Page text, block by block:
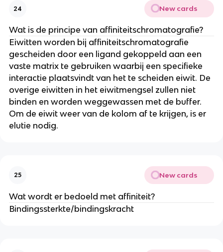
24 New cards
Wat is de principe van affiniteitschromatografie?
Eiwitten worden bij affiniteitschromatografie
gescheiden door een ligand gekoppeld aan een
vaste matrix te gebruiken waarbij een specifieke
interactie plaatsvindt van het te scheiden eiwit. De
overige eiwitten in het eiwitmengsel zullen niet
binden en worden weggewassen met de buffer.
Om de eiwit weer van de kolom af te krijgen, is er
elutie nodig.
25 New cards
Wat wordt er bedoeld met affiniteit?
Bindingssterkte/bindingskracht